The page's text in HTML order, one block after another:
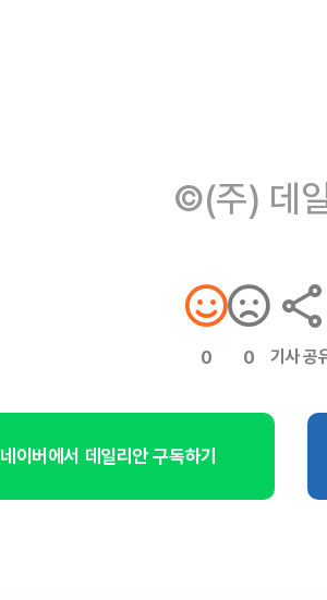
©(주) 데
0 0 기사 공
네이버에서 데일리안 구독하기